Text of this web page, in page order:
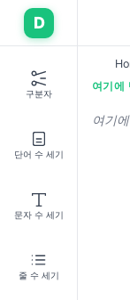
D
구분자
단어 수 세기
문자 수 세기
줄 수 세기
여기에